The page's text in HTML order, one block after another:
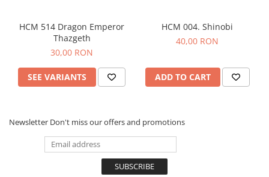
HCM 514 Dragon Emperor
Thazgeth
30,00 RON
SEE VARIANTS
HCM 004. Shinobi
40,00 RON
ADD TO CART
Newsletter Don't miss our offers and promotions